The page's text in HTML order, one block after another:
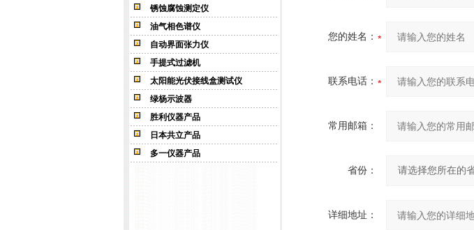
锈蚀腐蚀测定仪
油气相色谱仪
自动界面张力仪
手提式过滤机
太阳能光伏接线盒测试仪
绿杨示波器
胜利仪器产品
日本共立产品
多一仪器产品
您的姓名：
联系电话：
常用邮箱：
省份：
详细地址：